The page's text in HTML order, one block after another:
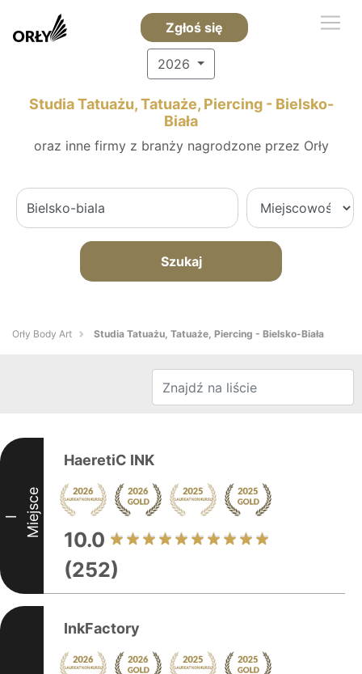
Zgłoś się
2026
Studia Tatuażu, Tatuaże, Piercing - Bielsko-
Biała
oraz inne firmy z branży nagrodzone przez Orły
Szukaj
Orły Body Art Studia Tatuażu, Tatuaże, Piercing - Bielsko-Biała
I Miejsce
HaeretiC INK
10.0
(252)
InkFactory